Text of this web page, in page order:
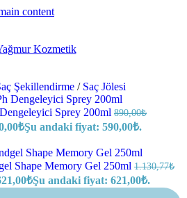
content
Şekillendirme / Saç Jölesi
Sprey 200ml 890,00₺
₺Şu andaki fiyat: 590,00₺.
Shape Memory Gel 250ml 1.130,77₺
₺Şu andaki fiyat: 621,00₺.